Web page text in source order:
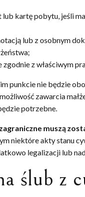
kartę pobytu, jeśli
lub z osobnym
z właściwym
punkcie nie będzie
zawarcia
potrzebne.
muszą
niektóre akty stanu
legalizacji lub
ślub z